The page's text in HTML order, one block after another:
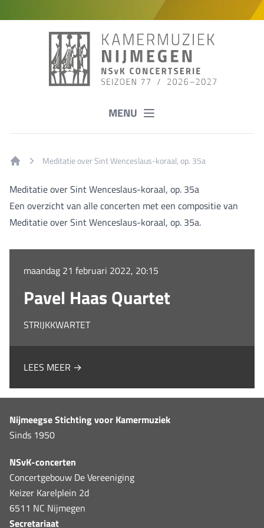
MENU
Meditatie over Sint Wenceslaus-koraal, op. 35a
Meditatie over Sint Wenceslaus-koraal, op. 35a
Een overzicht van alle concerten met een compositie van
Meditatie over Sint Wenceslaus-koraal, op. 35a.
maandag 21 februari 2022, 20:15
Pavel Haas Quartet
STRIJKKWARTET
LEES MEER →
Nijmeegse Stichting voor Kamermuziek
Sinds 1950
NSvK-concerten
Concertgebouw De Vereeniging
Keizer Karelplein 2d
6511 NC Nijmegen
Secretariaat